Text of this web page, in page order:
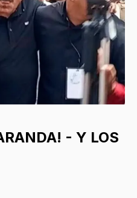
- Y LOS